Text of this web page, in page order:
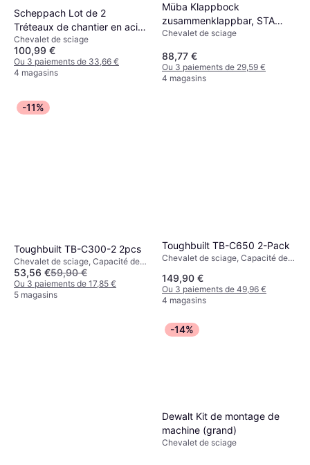
Scheppach Lot de 2
Tréteaux de chantier en acier
MWB600 820mm 600kg par
tréteau Bleu
Chevalet de sciage
100,99 €
Ou 3 paiements de 33,66 €
4 magasins
Müba Klappbock
zusammenklappbar, STA
lack.MÜBA
Chevalet de sciage
88,77 €
Ou 3 paiements de 29,59 €
4 magasins
-11%
Toughbuilt TB-C300-2 2pcs
Chevalet de sciage, Capacité de
charge (max): 500kg
53,56 €59,90 €
Ou 3 paiements de 17,85 €
5 magasins
Toughbuilt TB-C650 2-Pack
Chevalet de sciage, Capacité de
149,90 €
Ou 3 paiements de 49,96 €
4 magasins
-14%
Dewalt Kit de montage de
machine (grand)
Chevalet de sciage